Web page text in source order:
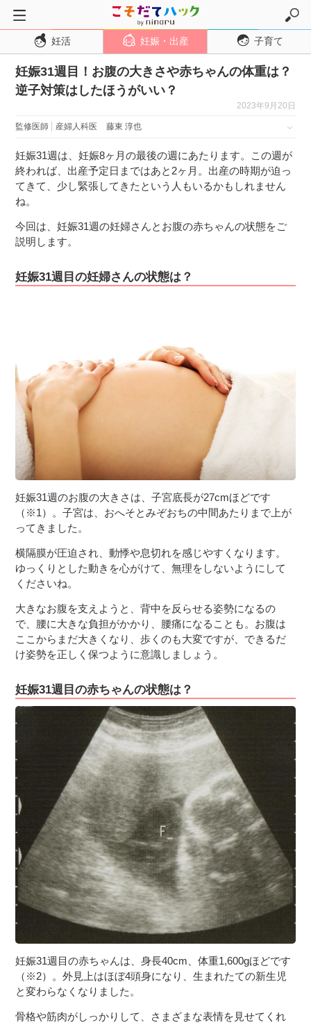
トップページ
妊活
妊娠・出産
妊娠中期
妊娠後期
子育て・育児
１歳児
妊活 妊娠・出産 子育て
妊娠31週目！お腹の大きさや赤ちゃんの体重は？
逆子対策はしたほうがいい？
2023年9月20日
監修医師 産婦人科医 藤東 淳也
妊娠31週は、妊娠8ヶ月の最後の週にあたります。この週が
終われば、出産予定日まではあと2ヶ月。出産の時期が迫っ
てきて、少し緊張してきたという人もいるかもしれません
ね。
今回は、妊娠31週の妊婦さんとお腹の赤ちゃんの状態をご
説明します。
妊娠31週目の妊婦さんの状態は？
妊娠31週のお腹の大きさは、子宮底長が27cmほどです
（※1）。子宮は、おへそとみぞおちの中間あたりまで上が
ってきました。
横隔膜が圧迫され、動悸や息切れを感じやすくなります。
ゆっくりとした動きを心がけて、無理をしないようにして
くださいね。
大きなお腹を支えようと、背中を反らせる姿勢になるの
で、腰に大きな負担がかかり、腰痛になることも。お腹は
ここからまだ大きくなり、歩くのも大変ですが、できるだ
け姿勢を正しく保つように意識しましょう。
妊娠31週目の赤ちゃんの状態は？
妊娠31週目の赤ちゃんは、身長40cm、体重1,600gほどです
（※2）。外見上はほぼ4頭身になり、生まれたての新生児
と変わらなくなりました。
骨格や筋肉がしっかりして、さまざまな表情を見せてくれ